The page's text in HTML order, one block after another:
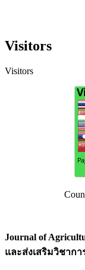
Visitors
Visitors
Journal of
และส่งเสริมวิชากา